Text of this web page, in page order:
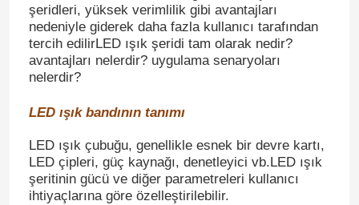
şeridleri, yüksek verimlilik gibi avantajları
nedeniyle giderek daha fazla kullanıcı tarafından
tercih edilirLED ışık şeridi tam olarak nedir?
avantajları nelerdir? uygulama senaryoları
nelerdir?
LED ışık bandının tanımı
LED ışık çubuğu, genellikle esnek bir devre kartı,
LED çipleri, güç kaynağı, denetleyici vb.LED ışık
şeritinin gücü ve diğer parametreleri kullanıcı
ihtiyaçlarına göre özelleştirilebilir.